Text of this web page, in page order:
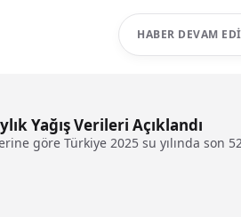
HABER DEVAM
Yağış Verileri Açıklandı
göre Türkiye 2025 su yılında son 52